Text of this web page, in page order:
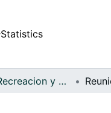
Statistics
APFFVC - Recreacion y Paseo - Patrimonial